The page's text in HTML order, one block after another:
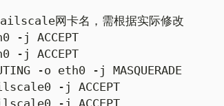
网卡名，需根据实际修改
-j ACCEPT
-j ACCEPT
-o eth0 -j MASQUERADE
-j ACCEPT